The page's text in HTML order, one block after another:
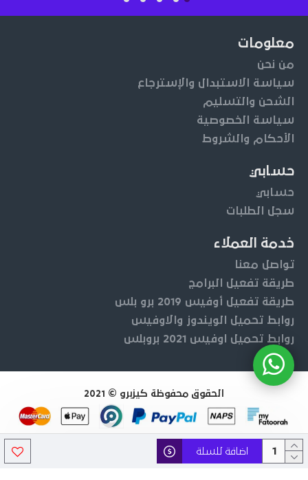
اضافة للسلة
معلومات
من نحن
سياسة الاستبدال والإسترجاع
الشحن والتسليم
سياسة الخصوصية
الأحكام والشروط
حسابي
حسابي
سجل الطلبات
خدمة العملاء
تواصل معنا
طريقة تفعيل البرامج
طريقة تفعيل أوفيس 2019 برو بلس
روابط تحميل الويندوز والاوفيس
روابط تحميل اوفيس 2021 بروبلس
الحقوق محفوظة كيزبرو © 2021